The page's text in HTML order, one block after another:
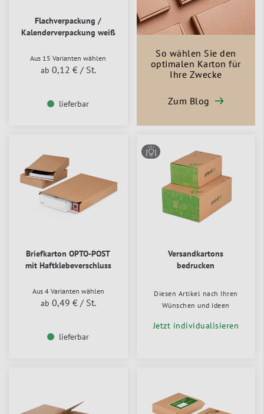
Flachverpackung /
Kalenderverpackung weiß
Aus 15 Varianten wählen
ab 0,12 € / St.
lieferbar
So wählen Sie den
optimalen Karton für
Ihre Zwecke
Zum Blog
Briefkarton OPTO-POST
mit Haftklebeverschluss
Aus 4 Varianten wählen
ab 0,49 € / St.
lieferbar
Versandkartons
bedrucken
Diesen Artikel nach Ihren
Wünschen und Ideen
Jetzt individualisieren